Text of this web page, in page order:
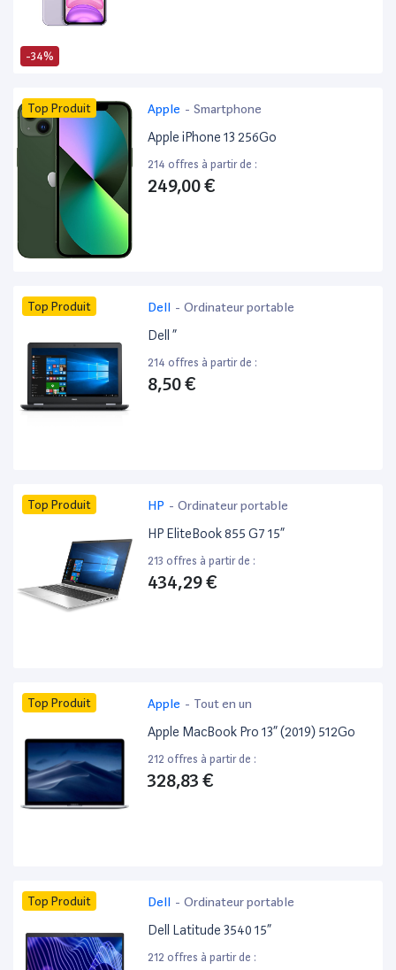
-34%
Top Produit Apple - Smartphone
Apple iPhone 13 256Go
214 offres à partir de :
249,00 €
Top Produit Dell - Ordinateur portable
Dell ”
214 offres à partir de :
8,50 €
Top Produit HP - Ordinateur portable
HP EliteBook 855 G7 15”
213 offres à partir de :
434,29 €
Top Produit Apple - Tout en un
Apple MacBook Pro 13” (2019) 512Go
212 offres à partir de :
328,83 €
Top Produit Dell - Ordinateur portable
Dell Latitude 3540 15”
212 offres à partir de :